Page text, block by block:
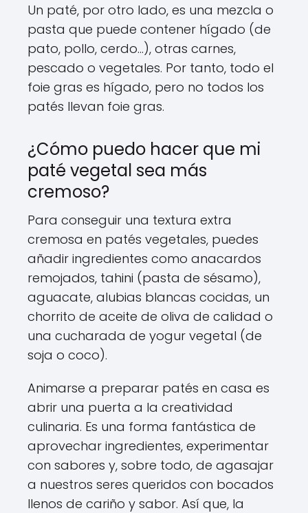
Un paté, por otro lado, es una mezcla o
pasta que puede contener hígado (de
pato, pollo, cerdo...), otras carnes,
pescado o vegetales. Por tanto, todo el
foie gras es hígado, pero no todos los
patés llevan foie gras.
¿Cómo puedo hacer que mi
paté vegetal sea más
cremoso?
Para conseguir una textura extra
cremosa en patés vegetales, puedes
añadir ingredientes como anacardos
remojados, tahini (pasta de sésamo),
aguacate, alubias blancas cocidas, un
chorrito de aceite de oliva de calidad o
una cucharada de yogur vegetal (de
soja o coco).
Animarse a preparar patés en casa es
abrir una puerta a la creatividad
culinaria. Es una forma fantástica de
aprovechar ingredientes, experimentar
con sabores y, sobre todo, de agasajar
a nuestros seres queridos con bocados
llenos de cariño y sabor. Así que, la